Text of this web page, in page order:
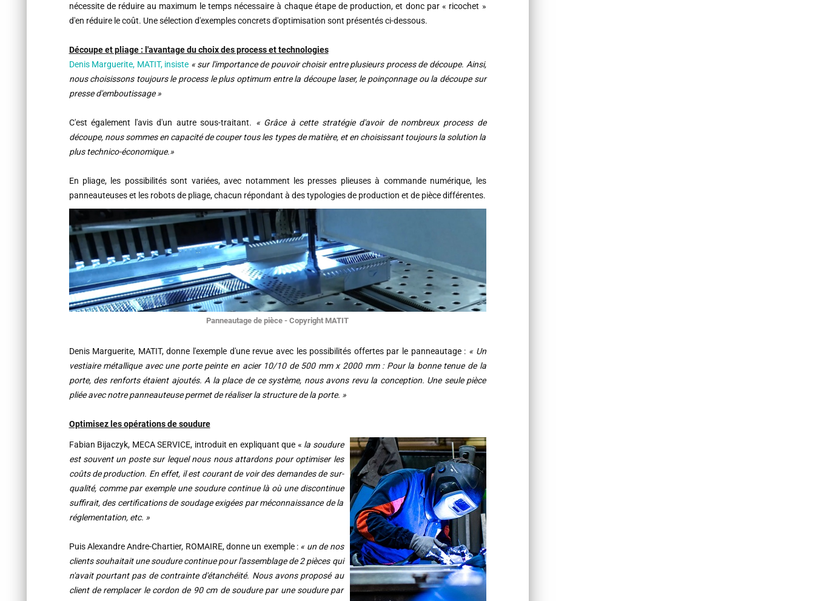
nécessite de réduire au maximum le temps nécessaire à chaque étape de production, et donc par « ricochet »
d'en réduire le coût. Une sélection d'exemples concrets d'optimisation sont présentés ci-dessous.
Découpe et pliage : l'avantage du choix des process et technologies
Denis Marguerite, MATIT, insiste « sur l'importance de pouvoir choisir entre plusieurs process de découpe. Ainsi,
nous choisissons toujours le process le plus optimum entre la découpe laser, le poinçonnage ou la découpe sur
presse d'emboutissage »
C'est également l'avis d'un autre sous-traitant. « Grâce à cette stratégie d'avoir de nombreux process de
découpe, nous sommes en capacité de couper tous les types de matière, et en choisissant toujours la solution la
plus technico-économique.»
En pliage, les possibilités sont variées, avec notamment les presses plieuses à commande numérique, les
panneauteuses et les robots de pliage, chacun répondant à des typologies de production et de pièce différentes.
Panneautage de pièce - Copyright MATIT
Denis Marguerite, MATIT, donne l'exemple d'une revue avec les possibilités offertes par le panneautage : « Un
vestiaire métallique avec une porte peinte en acier 10/10 de 500 mm x 2000 mm : Pour la bonne tenue de la
porte, des renforts étaient ajoutés. A la place de ce système, nous avons revu la conception. Une seule pièce
pliée avec notre panneauteuse permet de réaliser la structure de la porte. »
Optimisez les opérations de soudure
Fabian Bijaczyk, MECA SERVICE, introduit en expliquant que « la soudure
est souvent un poste sur lequel nous nous attardons pour optimiser les
coûts de production. En effet, il est courant de voir des demandes de sur-
qualité, comme par exemple une soudure continue là où une discontinue
suffirait, des certifications de soudage exigées par méconnaissance de la
réglementation, etc. »
Puis Alexandre Andre-Chartier, ROMAIRE, donne un exemple : « un de nos
clients souhaitait une soudure continue pour l'assemblage de 2 pièces qui
n'avait pourtant pas de contrainte d'étanchéité. Nous avons proposé au
client de remplacer le cordon de 90 cm de soudure par une soudure par